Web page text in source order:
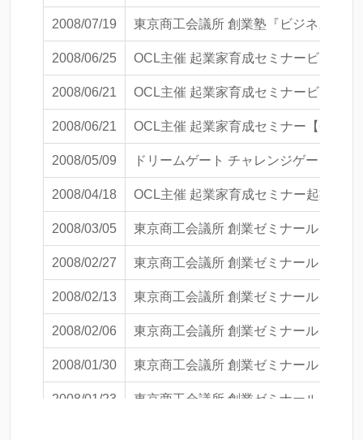
2008/07/19 東京商工会議所 創業塾『ビジネスア
2008/06/25 OCL主催 起業家育成セミナービジネ
2008/06/21 OCL主催 起業家育成セミナービジネ
2008/06/21 OCL主催 起業家育成セミナー【会員
2008/05/09 ドリームゲート チャレンジゲート関
2008/04/18 OCL主催 起業家育成セミナー起業す
2008/03/05 東京商工会議所 創業ゼミナール 全８
2008/02/27 東京商工会議所 創業ゼミナール 全８
2008/02/13 東京商工会議所 創業ゼミナール 全８
2008/02/06 東京商工会議所 創業ゼミナール 全８
2008/01/30 東京商工会議所 創業ゼミナール 全８
2008/01/23 東京商工会議所 創業ゼミナール 全８